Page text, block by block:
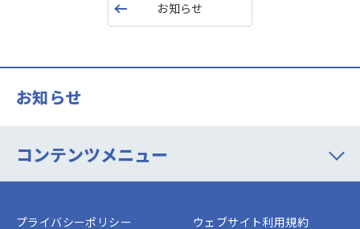
お知らせ
お知らせ
コンテンツメニュー
プライバシーポリシー ウェブサイト利用規約